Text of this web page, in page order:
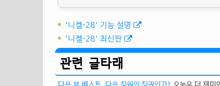
'니켈-28' 기능 설명
'니켈-28' 최신판
관련 글타래